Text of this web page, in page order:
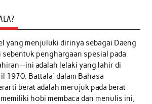
yang menjuluki dirinya sebagai Daeng
penghargaan spesial pada
ini adalah lelaki yang lahir di
1970. Battala' dalam Bahasa
berat adalah merujuk pada berat
hobi membaca dan menulis ini,